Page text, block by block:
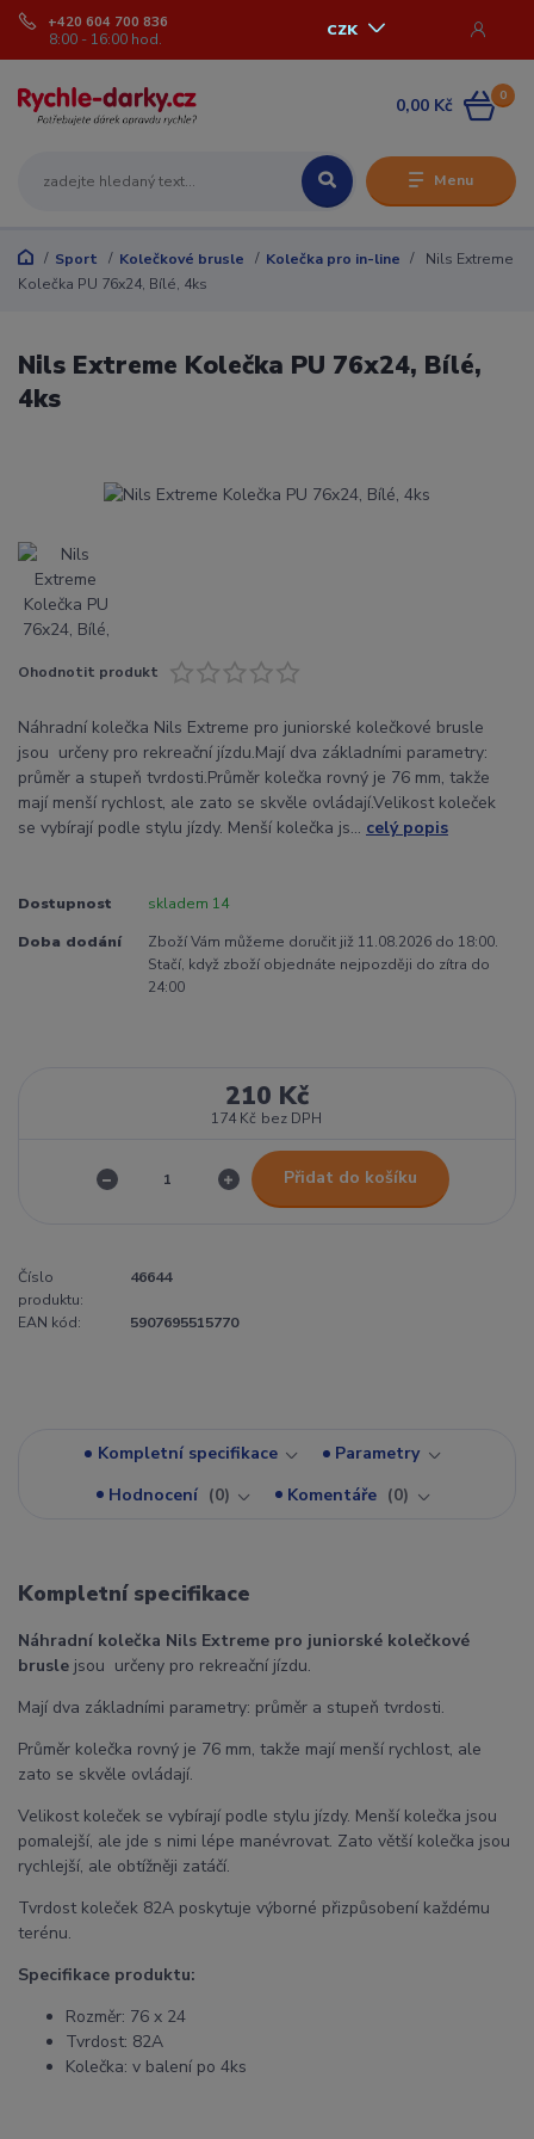
Menu
CZK
+420 604 700 836
8:00 - 16:00 hod.
0
0,00 Kč
Sport Kolečkové brusle Kolečka pro in-line
Nils Extreme
Kolečka PU 76x24, Bílé, 4ks
Nils Extreme Kolečka PU 76x24, Bílé,
4ks
Ohodnotit produkt
Náhradní kolečka Nils Extreme pro juniorské kolečkové brusle
jsou určeny pro rekreační jízdu.Mají dva základními parametry:
průměr a stupeň tvrdosti.Průměr kolečka rovný je 76 mm, takže
mají menší rychlost, ale zato se skvěle ovládají.Velikost koleček
se vybírají podle stylu jízdy. Menší kolečka js... celý popis
Dostupnost skladem 14
Doba dodání
Zboží Vám můžeme doručit již 11.08.2026 do 18:00.
Stačí, když zboží objednáte nejpozději do zítra do
24:00
210 Kč
174 Kč bez DPH
Přidat do košíku
Číslo
produktu:
46644
EAN kód: 5907695515770
Kompletní specifikace
Parametry
Hodnocení
0 Komentáře 0
Kompletní specifikace
Náhradní kolečka Nils Extreme pro juniorské kolečkové
brusle jsou určeny pro rekreační jízdu.
Mají dva základními parametry: průměr a stupeň tvrdosti.
Průměr kolečka rovný je 76 mm, takže mají menší rychlost, ale
zato se skvěle ovládají.
Velikost koleček se vybírají podle stylu jízdy. Menší kolečka jsou
pomalejší, ale jde s nimi lépe manévrovat. Zato větší kolečka jsou
rychlejší, ale obtížněji zatáčí.
Tvrdost koleček 82A poskytuje výborné přizpůsobení každému
terénu.
Specifikace produktu:
Rozměr: 76 x 24
Tvrdost: 82A
Kolečka: v balení po 4ks